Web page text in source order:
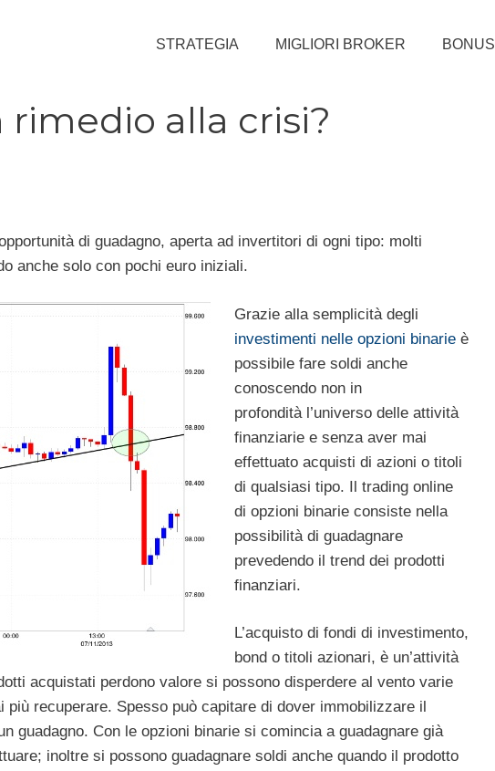
STRATEGIA MIGLIORI BROKER BONUS
alla crisi?
di guadagno, aperta ad invertitori di ogni tipo: molti
anche solo con pochi euro iniziali.
Grazie alla semplicità degli
investimenti nelle opzioni binarieè
possibile fare soldi anche
conoscendo non in
profondità l’universo delle attività
finanziarie e senza aver mai
effettuato acquisti di azioni o titoli
di qualsiasi tipo. Il trading online
di opzioni binarie consiste nella
possibilità di guadagnare
prevedendo il trend dei prodotti
finanziari.
L’acquisto di fondi di investimento,
bond o titoli azionari, è un’attività
acquistati perdono valore si possono disperdere al vento varie
recuperare. Spesso può capitare di dover immobilizzare il
guadagno. Con le opzioni binarie si comincia a guadagnare già
inoltre si possono guadagnare soldi anche quando il prodotto